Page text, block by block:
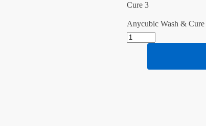
Anycubic Wash & Cure